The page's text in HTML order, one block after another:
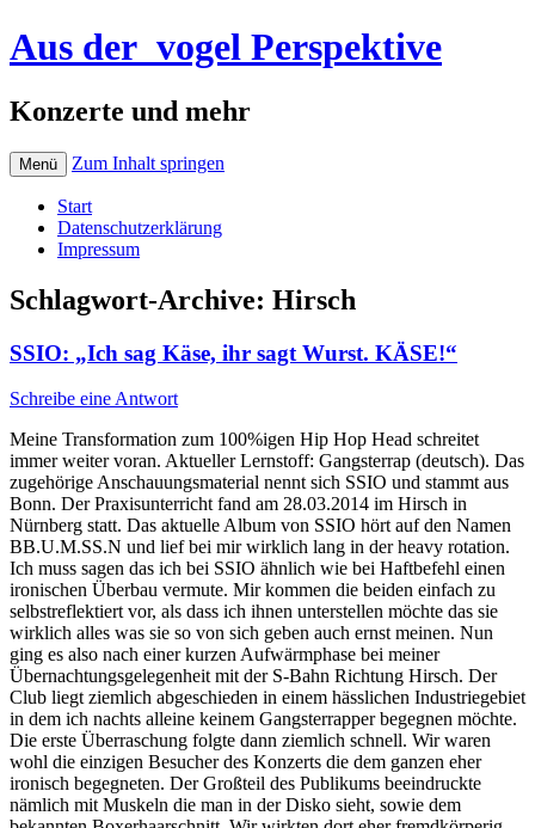
Aus der_vogel Perspektive
Konzerte und mehr
Menü Zum Inhalt springen
Start
Datenschutzerklärung
Impressum
Schlagwort-Archive: Hirsch
SSIO: „Ich sag Käse, ihr sagt Wurst. KÄSE!“
Schreibe eine Antwort
Meine Transformation zum 100%igen Hip Hop Head schreitet
immer weiter voran. Aktueller Lernstoff: Gangsterrap (deutsch). Das
zugehörige Anschauungsmaterial nennt sich SSIO und stammt aus
Bonn. Der Praxisunterricht fand am 28.03.2014 im Hirsch in
Nürnberg statt. Das aktuelle Album von SSIO hört auf den Namen
BB.U.M.SS.N und lief bei mir wirklich lang in der heavy rotation.
Ich muss sagen das ich bei SSIO ähnlich wie bei Haftbefehl einen
ironischen Überbau vermute. Mir kommen die beiden einfach zu
selbstreflektiert vor, als dass ich ihnen unterstellen möchte das sie
wirklich alles was sie so von sich geben auch ernst meinen. Nun
ging es also nach einer kurzen Aufwärmphase bei meiner
Übernachtungsgelegenheit mit der S-Bahn Richtung Hirsch. Der
Club liegt ziemlich abgeschieden in einem hässlichen Industriegebiet
in dem ich nachts alleine keinem Gangsterrapper begegnen möchte.
Die erste Überraschung folgte dann ziemlich schnell. Wir waren
wohl die einzigen Besucher des Konzerts die dem ganzen eher
ironisch begegneten. Der Großteil des Publikums beeindruckte
nämlich mit Muskeln die man in der Disko sieht, sowie dem